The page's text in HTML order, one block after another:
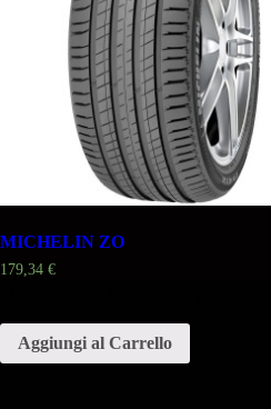
MICHELIN ZO
179,34 €
Aggiungi al Carrello